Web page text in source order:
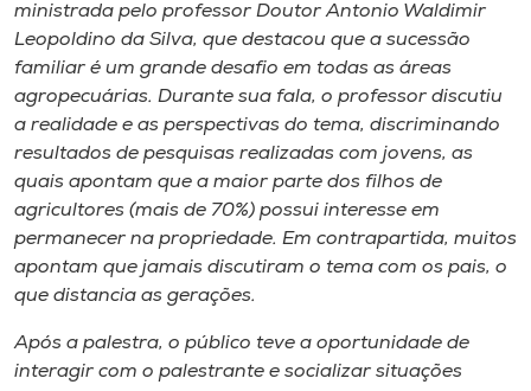
Unoesc
Store
Selecione
o idioma
A-
ministrada pelo professor Doutor Antonio Waldimir
Leopoldino da Silva, que destacou que a sucessão
familiar é um grande desafio em todas as áreas
agropecuárias. Durante sua fala, o professor discutiu
a realidade e as perspectivas do tema, discriminando
resultados de pesquisas realizadas com jovens, as
quais apontam que a maior parte dos filhos de
agricultores (mais de 70%) possui interesse em
permanecer na propriedade. Em contrapartida, muitos
apontam que jamais discutiram o tema com os pais, o
que distancia as gerações.
Após a palestra, o público teve a oportunidade de
interagir com o palestrante e socializar situações